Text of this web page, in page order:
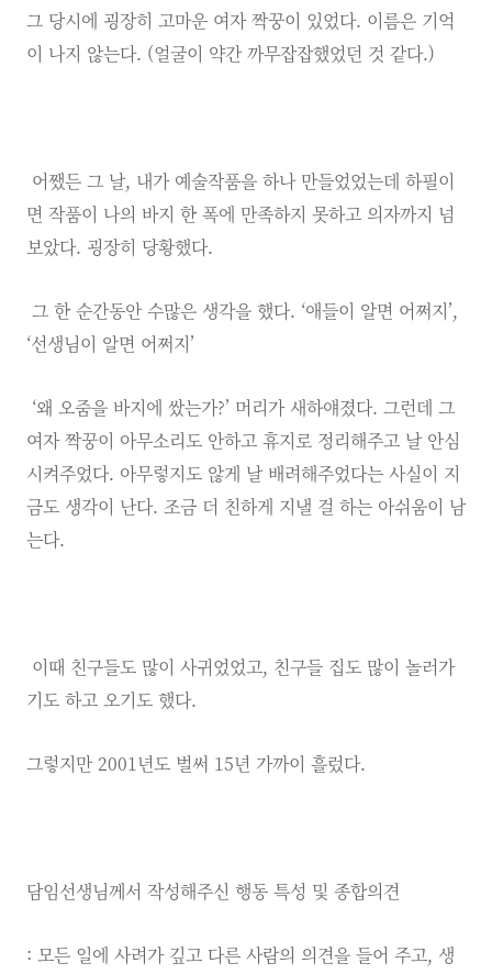
그 당시에 굉장히 고마운 여자 짝꿍이 있었다. 이름은 기억
이 나지 않는다. (얼굴이 약간 까무잡잡했었던 것 같다.)
어쨌든 그 날, 내가 예술작품을 하나 만들었었는데 하필이
면 작품이 나의 바지 한 폭에 만족하지 못하고 의자까지 넘
보았다. 굉장히 당황했다.
그 한 순간동안 수많은 생각을 했다. ‘애들이 알면 어쩌지’,
‘선생님이 알면 어쩌지’
‘왜 오줌을 바지에 쌌는가?’ 머리가 새하얘졌다. 그런데 그
여자 짝꿍이 아무소리도 안하고 휴지로 정리해주고 날 안심
시켜주었다. 아무렇지도 않게 날 배려해주었다는 사실이 지
금도 생각이 난다. 조금 더 친하게 지낼 걸 하는 아쉬움이 남
는다.
이때 친구들도 많이 사귀었었고, 친구들 집도 많이 놀러가
기도 하고 오기도 했다.
그렇지만 2001년도 벌써 15년 가까이 흘렀다.
담임선생님께서 작성해주신 행동 특성 및 종합의견
: 모든 일에 사려가 깊고 다른 사람의 의견을 들어 주고, 생